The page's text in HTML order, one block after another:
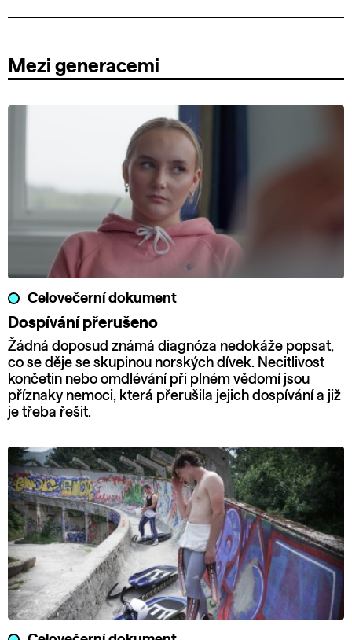
Mezi generacemi
Celovečerní dokument
Dospívání přerušeno
Žádná doposud známá diagnóza nedokáže popsat,
co se děje se skupinou norských dívek. Necitlivost
končetin nebo omdlévání při plném vědomí jsou
příznaky nemoci, která přerušila jejich dospívání a již
je třeba řešit.